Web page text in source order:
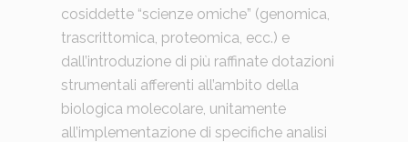
cosiddette “scienze omiche” (genomica,
trascrittomica, proteomica, ecc.) e
dall’introduzione di più raffinate dotazioni
strumentali afferenti all’ambito della
biologica molecolare, unitamente
all’implementazione di specifiche analisi